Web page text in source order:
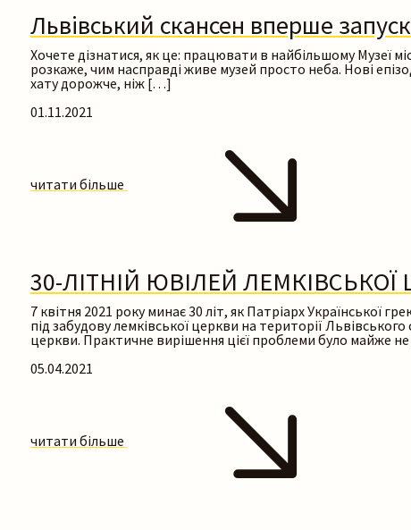
Львівський скансен вперше
Хочете дізнатися, як це: працювати в найбільшому Музеї
розкаже, чим насправді живе музей просто неба. Нові
хату дорожче, ніж […]
01.11.2021
читати більше
30-ЛІТНІЙ ЮВІЛЕЙ
7 квітня 2021 року минає 30 літ, як Патріарх
під забудову лемківської церкви на території
церкви. Практичне вирішення цієї проблеми було майже
05.04.2021
читати більше